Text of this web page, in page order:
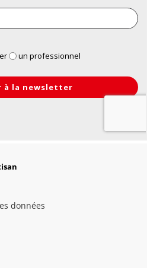
données